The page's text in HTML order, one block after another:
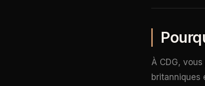
À CDG,
britanniques